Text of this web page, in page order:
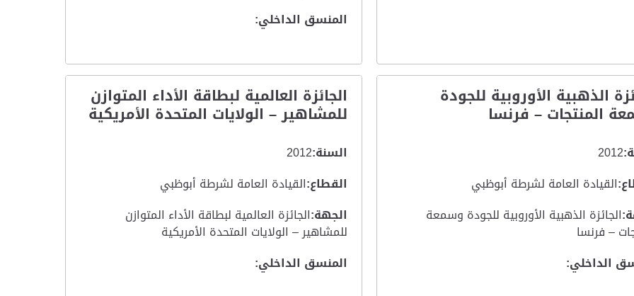
المنسق الداخلي:
الذهبية الأوروبية للجودة
المنتجات – فرنسا
2012
القيادة العامة لشرطة أبوظبي
الجائزة الذهبية الأوروبية للجودة وسمعة
– فرنسا
الداخلي:
الجائزة العالمية لبطاقة الأداء المتوازن
للمشاهير – الولايات المتحدة الأمريكية
السنة:2012
القطاع:القيادة العامة لشرطة أبوظبي
الجهة:الجائزة العالمية لبطاقة الأداء المتوازن
للمشاهير – الولايات المتحدة الأمريكية
المنسق الداخلي: